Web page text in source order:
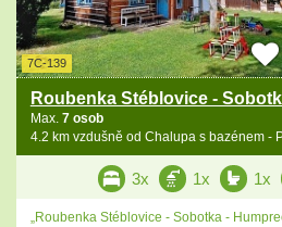
7C-139
Roubenka Stéblovice -
Max. 7 osob
4.2 km vzdušně od Chalupa s bazénem -
3x 1x 1x
„Roubenka Stéblovice - Sobotka -